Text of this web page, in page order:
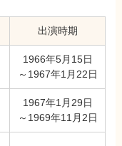
出演時期
1966年5月15日
～1967年1月22日
1967年1月29日
～1969年11月2日